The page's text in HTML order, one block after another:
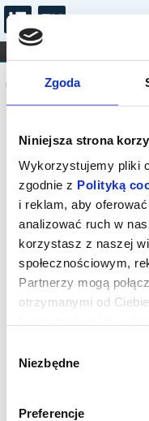
Zgoda
Niniejsza strona
Wykorzystujemy pliki
zgodnie z Polityką
i reklam, aby
analizować ruch w
korzystasz z naszej
społecznościowym,
Partnerzy mogą
otrzymanymi od
zgody
Niezbędne
Preferencje
FILHARMONIA
DLA DZIECI
Komunikat
Seans